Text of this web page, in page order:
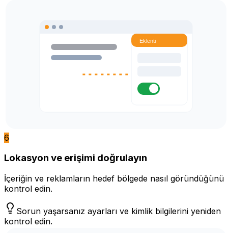
6
Lokasyon ve erişimi doğrulayın
İçeriğin ve reklamların hedef bölgede nasıl göründüğünü
kontrol edin.
Sorun yaşarsanız ayarları ve kimlik bilgilerini yeniden
kontrol edin.